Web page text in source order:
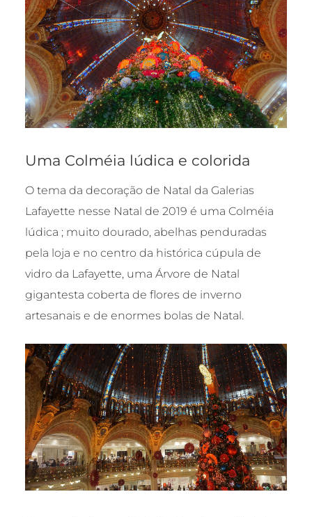
Uma Colméia lúdica e colorida
O tema da decoração de Natal da Galerias
Lafayette nesse Natal de 2019 é uma Colméia
lúdica ; muito dourado, abelhas penduradas
pela loja e no centro da histórica cúpula de
vidro da Lafayette, uma Árvore de Natal
gigantesta coberta de flores de inverno
artesanais e de enormes bolas de Natal.